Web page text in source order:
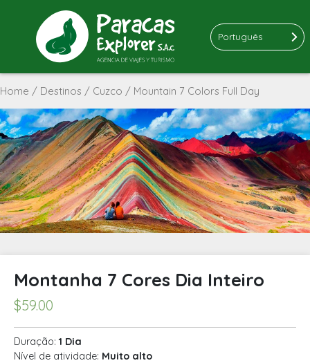
Português
Home / Destinos / Cuzco / Mountain 7 Colors Full Day
Montanha 7 Cores Dia Inteiro
$59.00
Duração:1 Dia
Nível de atividade: Muito alto